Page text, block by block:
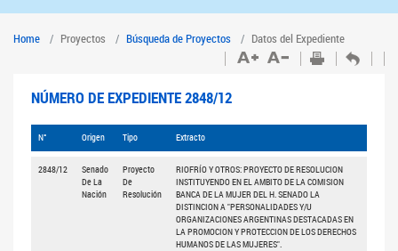
Home Proyectos Búsqueda de Proyectos Datos del Expediente
NÚMERO DE EXPEDIENTE 2848/12
N° Origen Tipo Extracto
2848/12
Senado
De La
Nación
Proyecto
De
Resolución
RIOFRÍO Y OTROS: PROYECTO DE RESOLUCION
INSTITUYENDO EN EL AMBITO DE LA COMISION
BANCA DE LA MUJER DEL H. SENADO LA
DISTINCION A "PERSONALIDADES Y/U
ORGANIZACIONES ARGENTINAS DESTACADAS EN
LA PROMOCION Y PROTECCION DE LOS DERECHOS
HUMANOS DE LAS MUJERES".